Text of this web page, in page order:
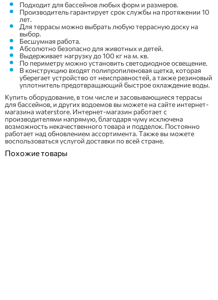
Подходит для бассейнов любых форм и размеров.
Производитель гарантирует срок службы на протяжении 10
лет.
Для террасы можно выбрать любую террасную доску на
выбор.
Бесшумная работа.
Абсолютно безопасно для животных и детей.
Выдерживает нагрузку до 100 кг на м. кв.
По периметру можно установить светодиодное освещение.
В конструкцию входят полипропиленовая щетка, которая
уберегает устройство от неисправностей, а также резиновый
уплотнитель предотвращающий быстрое охлаждение воды.
Купить оборудование, в том числе и засовывающиеся террасы
для бассейнов, и других водоемов вы можете на сайте интернет-
магазина waterstore. Интернет-магазин работает с
производителями напрямую, благодаря чуму исключена
возможность некачественного товара и подделок. Постоянно
работает над обновлением ассортимента. Также вы можете
воспользоваться услугой доставки по всей стране.
Похожие товары